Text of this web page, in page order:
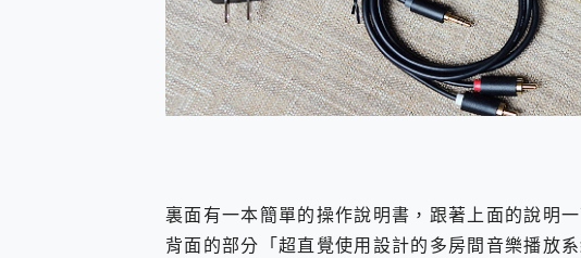
裏面有一本簡單的操作說明書，跟著上面的說明
背面的部分「超直覺使用設計的多房間音樂播放